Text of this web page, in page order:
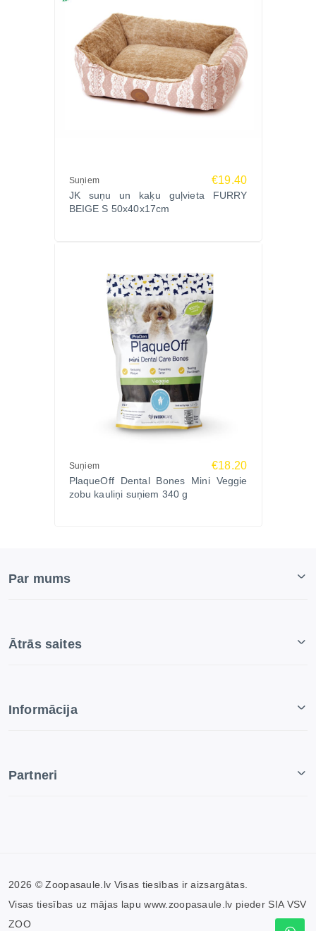
Suņiem €19.40
JK suņu un kaķu guļvieta FURRY
BEIGE S 50x40x17cm
Suņiem €18.20
PlaqueOff Dental Bones Mini Veggie
zobu kauliņi suņiem 340 g
Par mums
Ātrās saites
Informācija
Partneri
2026 © Zoopasaule.lv Visas tiesības ir aizsargātas.
Visas tiesības uz mājas lapu www.zoopasaule.lv pieder SIA VSV
ZOO